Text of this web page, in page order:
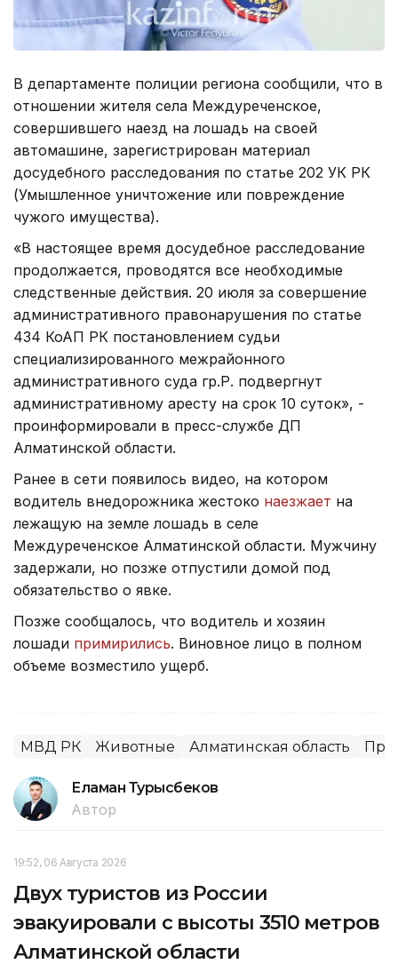
В департаменте полиции региона сообщили, что в
отношении жителя села Междуреченское,
совершившего наезд на лошадь на своей
автомашине, зарегистрирован материал
досудебного расследования по статье 202 УК РК
(Умышленное уничтожение или повреждение
чужого имущества).
«В настоящее время досудебное расследование
продолжается, проводятся все необходимые
следственные действия. 20 июля за совершение
административного правонарушения по статье
434 КоАП РК постановлением судьи
специализированного межрайонного
административного суда гр.Р. подвергнут
административному аресту на срок 10 суток», -
проинформировали в пресс-службе ДП
Алматинской области.
Ранее в сети появилось видео, на котором
водитель внедорожника жестоко наезжает на
лежащую на земле лошадь в селе
Междуреченское Алматинской области. Мужчину
задержали, но позже отпустили домой под
обязательство о явке.
Позже сообщалось, что водитель и хозяин
лошади примирились. Виновное лицо в полном
объеме возместило ущерб.
МВД РК Животные Алматинская область
Еламан Турысбеков
Автор
19:52, 06 Августа 2026
Двух туристов из России
эвакуировали с высоты 3510 метров
Алматинской области